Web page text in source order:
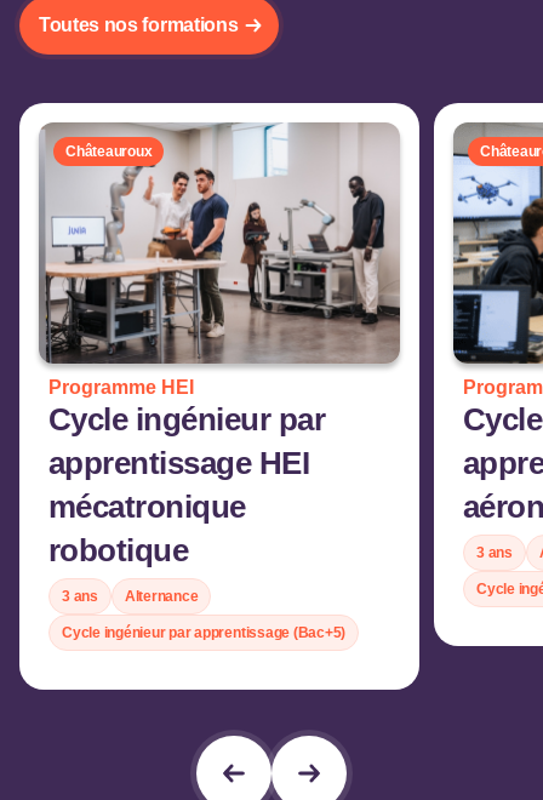
diplôme d’ingénieur JUNIA programme HEI reconnu
par la CTI.
Toutes nos formations
Châteauroux
Programme HEI
Cycle ingénieur par
apprentissage HEI
mécatronique
robotique
3 ans Alternance
Cycle ingénieur par apprentissage (Bac+5)
3 ans
Cycle